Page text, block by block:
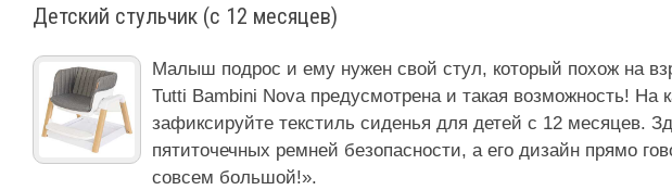
Детский стульчик (с 12 месяцев)
Малыш подрос и ему нужен свой стул, который похож на
Tutti Bambini Nova предусмотрена и такая возможность! На
зафиксируйте текстиль сиденья для детей с 12 месяцев.
пятиточечных ремней безопасности, а его дизайн прямо
совсем большой!».